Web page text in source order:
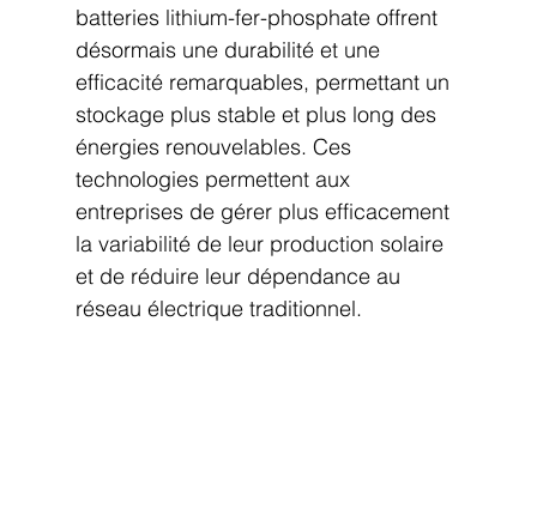
batteries lithium-fer-phosphate offrent
désormais une durabilité et une
efficacité remarquables, permettant un
stockage plus stable et plus long des
énergies renouvelables. Ces
technologies permettent aux
entreprises de gérer plus efficacement
la variabilité de leur production solaire
et de réduire leur dépendance au
réseau électrique traditionnel.